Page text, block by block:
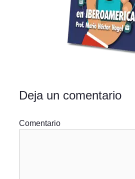
Deja un comentario
Comentario